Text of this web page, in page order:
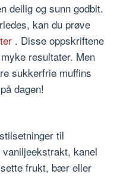
deilig og sunn godbit.
kan du prøve
. Disse oppskriftene
resultater. Men
sukkerfrie muffins
dagen!
til
kanel
frukt, bær eller